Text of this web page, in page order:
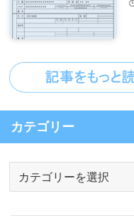
カテゴリー